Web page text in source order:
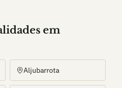
em
Aljubarrota